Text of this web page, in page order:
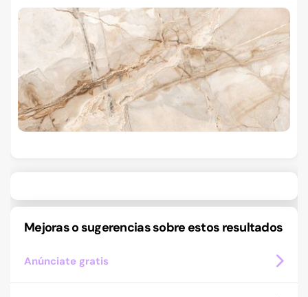
Mejoras o sugerencias sobre estos resultados
Anúnciate gratis